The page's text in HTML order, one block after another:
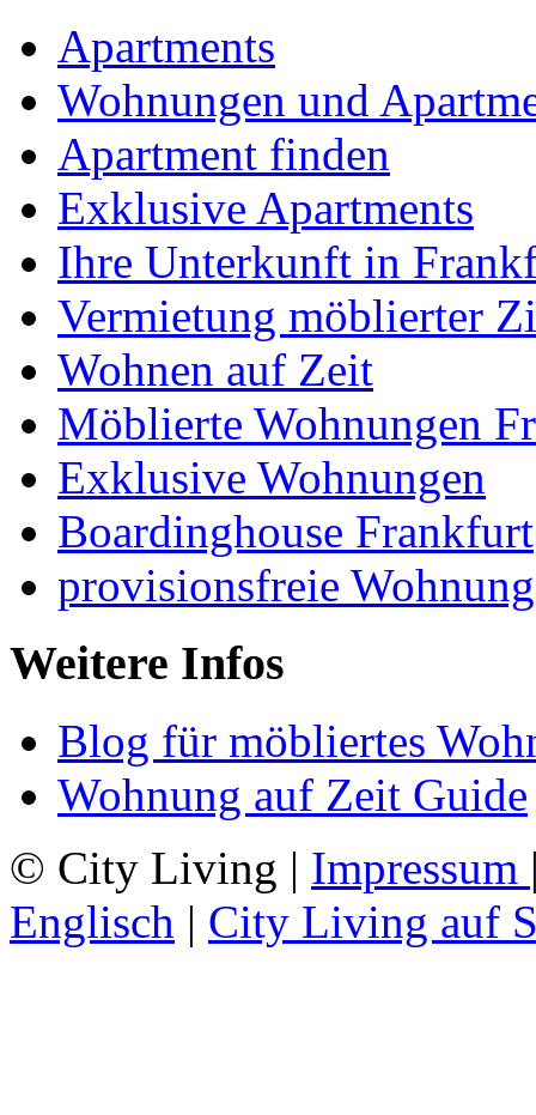
Apartments
Wohnungen und
Apartment finden
Exklusive Apartments
Ihre Unterkunft in
Vermietung möblierter
Wohnen auf Zeit
Möblierte Wohnungen
Exklusive Wohnungen
Boardinghouse Frankfurt
provisionsfreie Wohnung
Weitere Infos
Blog für möbliertes
Wohnung auf Zeit Guide
© City Living | Impressum
Englisch | City Living auf